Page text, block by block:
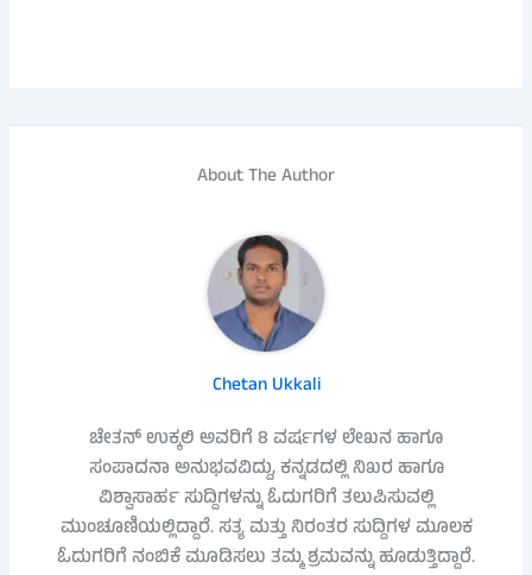
About The Author
Chetan Ukkali
ಚೇತನ್ ಉಕ್ಕಲಿ ಅವರಿಗೆ 8 ವರ್ಷಗಳ ಲೇಖನ ಹಾಗೂ
ಸಂಪಾದನಾ ಅನುಭವವಿದ್ದು, ಕನ್ನಡದಲ್ಲಿ ನಿಖರ ಹಾಗೂ
ವಿಶ್ವಾಸಾರ್ಹ ಸುದ್ದಿಗಳನ್ನು ಓದುಗರಿಗೆ ತಲುಪಿಸುವಲ್ಲಿ
ಮುಂಚೂಣಿಯಲ್ಲಿದ್ದಾರೆ. ಸತ್ಯ ಮತ್ತು ನಿರಂತರ ಸುದ್ದಿಗಳ ಮೂಲಕ
ಓದುಗರಿಗೆ ನಂಬಿಕೆ ಮೂಡಿಸಲು ತಮ್ಮ ಶ್ರಮವನ್ನು ಹೂಡುತ್ತಿದ್ದಾರೆ.